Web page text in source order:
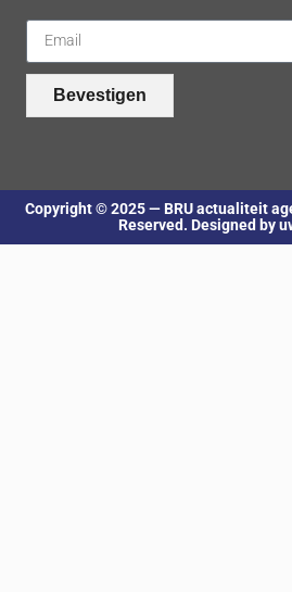
Bevestigen
Copyright © 2025 — BRU actualiteit
Reserved. Designed by